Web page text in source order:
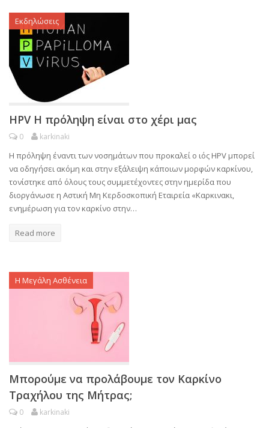
Εκδηλώσεις
HPV Η πρόληψη είναι στο χέρι μας
0 karkinaki
Η πρόληψη έναντι των νοσημάτων που προκαλεί ο ιός HPV μπορεί
να οδηγήσει ακόμη και στην εξάλειψη κάποιων μορφών καρκίνου,
τονίστηκε από όλους τους συμμετέχοντες στην ημερίδα που
διοργάνωσε η Αστική Μη Κερδοσκοπική Εταιρεία «Καρκινακι,
ενημέρωση για τον καρκίνο στην…
Read more
Η Μεγάλη Ασθένεια
Μπορούμε να προλάβουμε τον Καρκίνο
Τραχήλου της Μήτρας;
0 karkinaki